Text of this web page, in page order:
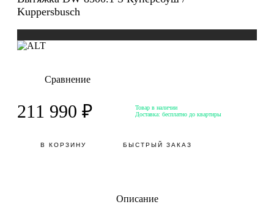
Kuppersbusch
Сравнение
211 990 ₽
Товар в наличии
Доставка: бесплатно до квартиры
В КОРЗИНУ БЫСТРЫЙ ЗАКАЗ
Описание